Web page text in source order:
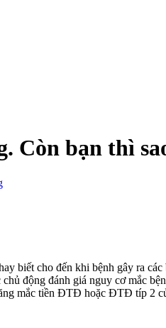
Còn bạn thì
biết cho đến khi bệnh gây ra
động đánh giá nguy cơ mắc
mắc tiền ĐTĐ hoặc ĐTĐ típ 2